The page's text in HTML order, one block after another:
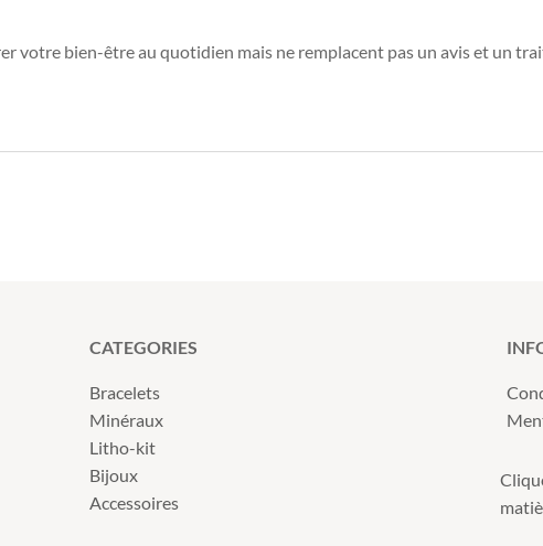
votre bien-être au quotidien mais ne remplacent pas un avis et un
CATEGORIES
Bracelets
Minéraux
Litho-kit
Bijoux
Accessoires